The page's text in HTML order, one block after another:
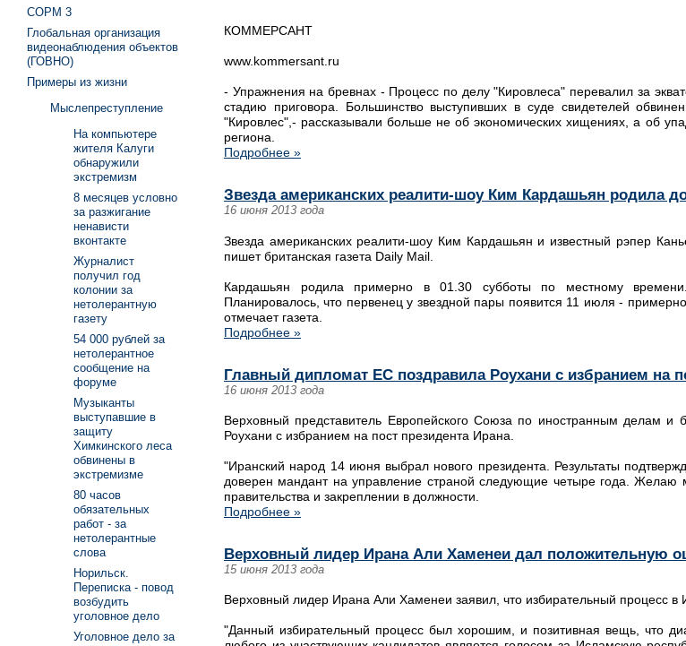
КОММЕРСАНТ
www.kommersant.ru
- Упражнения на бревнах - Процесс по делу "Кировлеса" перевалил за
стадию приговора. Большинство выступивших в суде свидетелей
"Кировлес",- рассказывали больше не об экономических хищениях, а об
региона.
Подробнее »
Звезда американских реалити-шоу Ким Кардашьян родила
16 июня 2013 года
Звезда американских реалити-шоу Ким Кардашьян и известный рэпер
пишет британская газета Daily Mail.
Кардашьян родила примерно в 01.30 субботы по местному
Планировалось, что первенец у звездной пары появится 11 июля -
отмечает газета.
Подробнее »
Главный дипломат ЕС поздравила Роухани с избранием на
16 июня 2013 года
Верховный представитель Европейского Союза по иностранным делам и
Роухани с избранием на пост президента Ирана.
"Иранский народ 14 июня выбрал нового президента. Результаты
доверен мандант на управление страной следующие четыре года. Желаю
правительства и закреплении в должности.
Подробнее »
Верховный лидер Ирана Али Хаменеи дал положительную
15 июня 2013 года
Верховный лидер Ирана Али Хаменеи заявил, что избирательный процесс в
"Данный избирательный процесс был хорошим, и позитивная вещь, что
СОРМ 3
Глобальная организация
видеонаблюдения объектов
(ГОВНО)
Примеры из жизни
Мыслепреступление
На компьютере
жителя Калуги
обнаружили
экстремизм
8 месяцев условно
за разжигание
ненависти
вконтакте
Журналист
получил год
колонии за
нетолерантную
газету
54 000 рублей за
нетолерантное
сообщение на
форуме
Музыканты
выступавшие в
защиту
Химкинского леса
обвинены в
экстремизме
80 часов
обязательных
работ - за
нетолерантные
слова
Норильск.
Переписка - повод
возбудить
уголовное дело
Уголовное дело за